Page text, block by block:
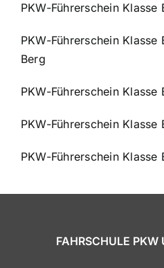
PKW-Führerschein Klasse
PKW-Führerschein Klasse
Berg
PKW-Führerschein Klasse
PKW-Führerschein Klasse
PKW-Führerschein
FAHRSCHULE PKW